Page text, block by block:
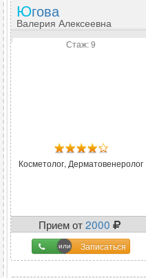
Югова
Валерия Алексеевна
Стаж: 9
Косметолог, Дерматовенеролог
Прием от2000
Записаться